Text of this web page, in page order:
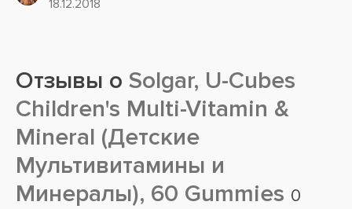
рациона и витаминов. Как...
18.12.2018
Отзывы о Solgar, U-Cubes
Children's Multi-Vitamin &
Mineral (Детские
Мультивитамины и
Минералы), 60 Gummies 0